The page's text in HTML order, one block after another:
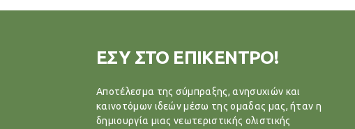
ΕΣΥ ΣΤΟ ΕΠΙΚΕΝΤΡΟ!
Αποτέλεσμα της σύμπραξης, ανησυχιών και
καινοτόμων ιδεών μέσω της ομαδας μας, ήταν η
δημιουργία μιας νεωτεριστικής ολιστικής